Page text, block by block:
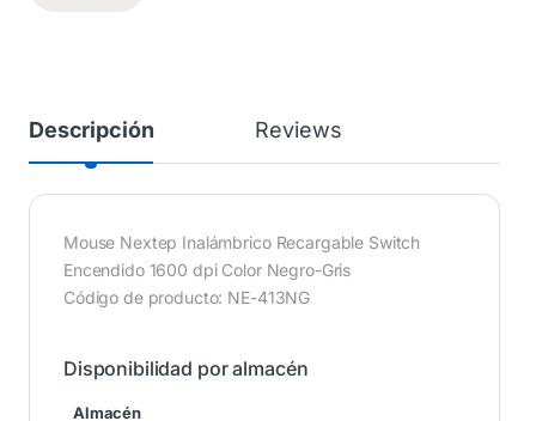
Descripción Reviews
Mouse Nextep Inalámbrico Recargable Switch
Encendido 1600 dpi Color Negro-Gris
Código de producto: NE-413NG
Disponibilidad por almacén
Almacén